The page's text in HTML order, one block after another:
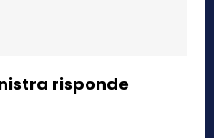
risponde